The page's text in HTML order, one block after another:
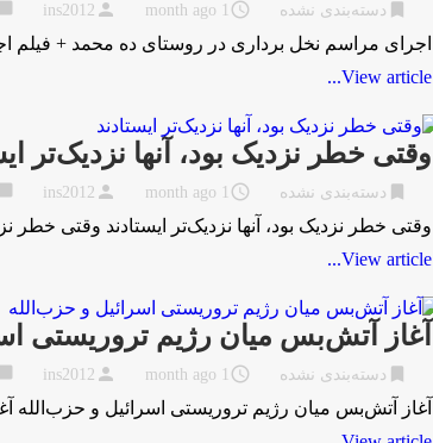
دسته‌بندی نشده access_time
1 month ago
person
ins2012
chat_bubble
اجرای مراسم نخل برداری در روستای ده محمد +
View article...
وقتی خطر نزدیک بود، آنها نزدیک‌تر
دسته‌بندی نشده access_time
1 month ago
person
ins2012
chat_bubble
وقتی خطر نزدیک بود، آنها نزدیک‌تر ایستادند وقتی
View article...
آغاز آتش‌بس میان رژیم تروریستی
دسته‌بندی نشده access_time
1 month ago
person
ins2012
chat_bubble
آغاز آتش‌بس میان رژیم تروریستی اسرائیل و حزب‌الله